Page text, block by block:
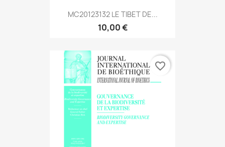
MC20123132 LE TIBET DE...
10,00 €
favorite_border